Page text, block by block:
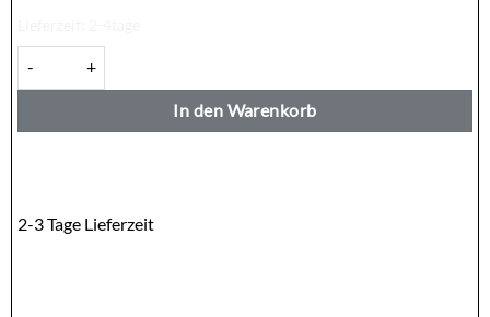
In den Warenkorb
2-3 Tage Lieferzeit